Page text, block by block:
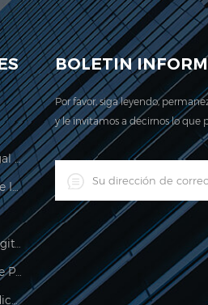
Escala De Cálculo De Precios Legal Para El Comercio
Indicador De Pesaje Impermeable Industrial Digital LED
Báscula De Equipaje Colgante Digital
Impermeable 150kg Indicador De Pesaje
Procesamiento De Alimentos Indicador De Pesaje Electrónico
BOLETIN
Por favor, siga leyendo,
y le invitamos a decirnos lo que